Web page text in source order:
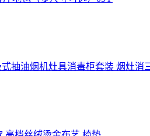
式抽油烟机灶具消毒柜套装 烟灶消